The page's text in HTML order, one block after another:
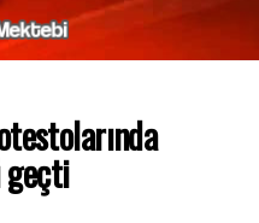
geçti